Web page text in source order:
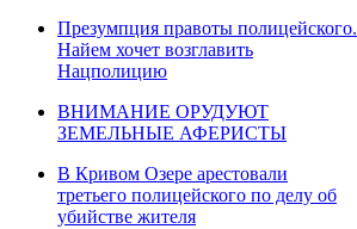
Презумпция правоты полицейского.
Найем хочет возглавить
Нацполицию
ВНИМАНИЕ ОРУДУЮТ
ЗЕМЕЛЬНЫЕ АФЕРИСТЫ
В Кривом Озере арестовали
третьего полицейского по делу об
убийстве жителя